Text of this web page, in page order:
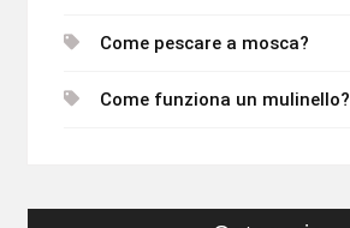
Come pescare a mosca?
Come funziona un mulinello?